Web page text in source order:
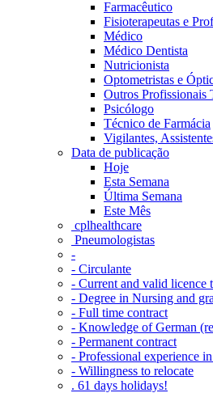
Farmacêutico
Fisioterapeutas e
Médico
Médico Dentista
Nutricionista
Optometristas e
Outros Profissionais
Psicólogo
Técnico de Farmácia
Vigilantes,
Data de publicação
Hoje
Esta Semana
Última Semana
Este Mês
‎ cplhealthcare‬
Pneumologistas
-
- Circulante
- Current and valid licence
- Degree in Nursing and
- Full time contract
- Knowledge of German
- Permanent contract
- Professional experience
- Willingness to relocate
. 61 days holidays!